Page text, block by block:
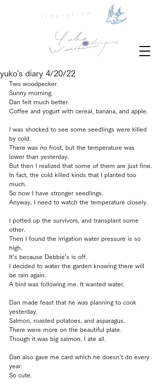
liberation
yuko's diary 4/20/22
Two woodpecker.
Sunny morning.
Dan felt much better.
Coffee and yogurt with cereal, banana, and apple.
I was shocked to see some seedlings were killed
by cold.
There was no frost, but the temperature was
lower than yesterday.
But then I realized that some of them are just fine.
In fact, the cold killed kinds that I planted too
much.
So now I have stronger seedlings.
Anyway, I need to watch the temperature closely.
I potted up the survivors, and transplant some
other.
Then I found the irrigation water pressure is so
high.
It’s because Debbie’s is off.
I decided to water the garden knowing there will
be rain again.
A bird was following me. It wanted water.
Dan made feast that he was planning to cook
yesterday.
Salmon, roasted potatoes, and asparagus.
There were more on the beautiful plate.
Though it was big salmon, I ate all.
Dan also gave me card which he doesn’t do every
year.
So cute.